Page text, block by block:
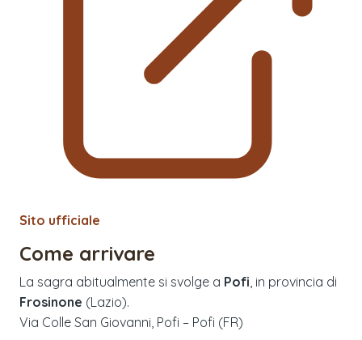
Sito ufficiale
Come arrivare
La sagra abitualmente si svolge a Pofi , in provincia di
Frosinone (Lazio).
Via Colle San Giovanni, Pofi – Pofi (FR)